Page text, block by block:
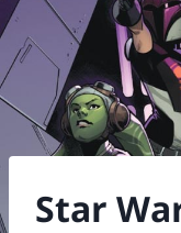
Star